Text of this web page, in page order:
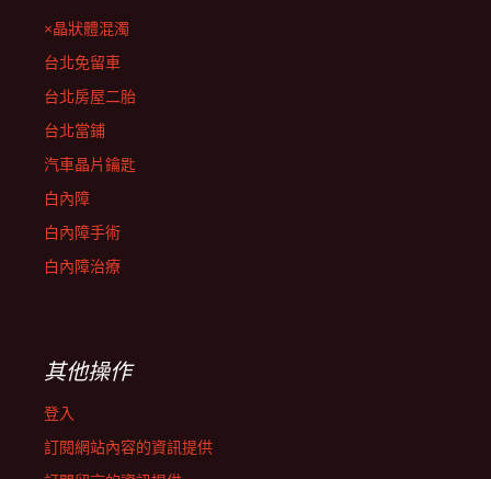
×晶狀體混濁
台北免留車
台北房屋二胎
台北當鋪
汽車晶片鑰匙
白內障
白內障手術
白內障治療
其他操作
登入
訂閱網站內容的資訊提供